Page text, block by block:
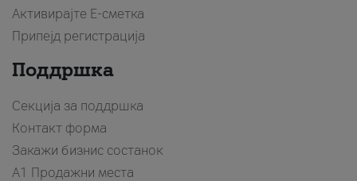
Активирајте Е-сметка
Припејд регистрација
Поддршка
Секција за поддршка
Контакт форма
Закажи бизнис состанок
A1 Продажни места